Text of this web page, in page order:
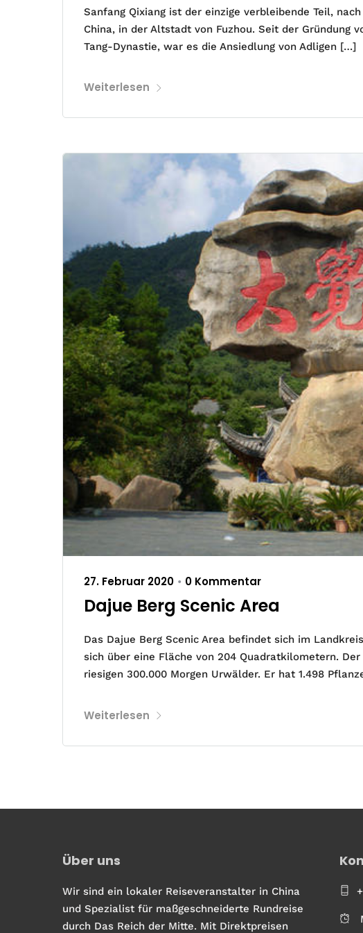
Sanfang Qixiang ist der einzige verbleibende Teil,
China, in der Altstadt von Fuzhou. Seit der Gründung
Tang-Dynastie, war es die Ansiedlung von Adligen […]
Weiterlesen
27. Februar 2020 • 0 Kommentar
Dajue Berg Scenic Area
Das Dajue Berg Scenic Area befindet sich im
sich über eine Fläche von 204 Quadratkilometern.
riesigen 300.000 Morgen Urwälder. Er hat 1.498
Weiterlesen
Über uns
Wir sind ein lokaler Reiseveranstalter in China
und Spezialist für maßgeschneiderte Rundreise
durch Das Reich der Mitte. Mit Direktpreisen